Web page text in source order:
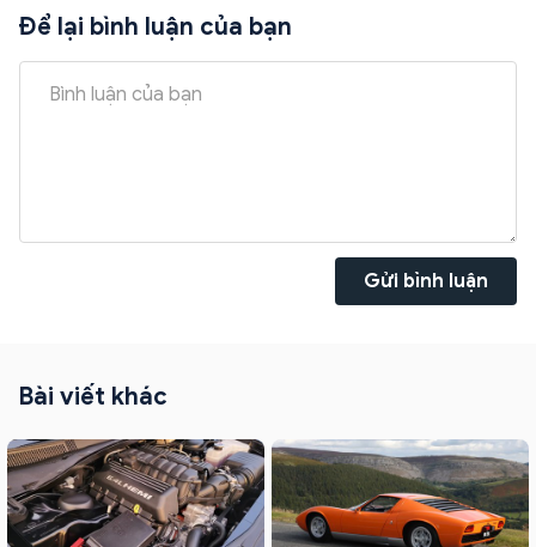
Để lại bình luận của bạn
Gửi bình luận
Bài viết khác